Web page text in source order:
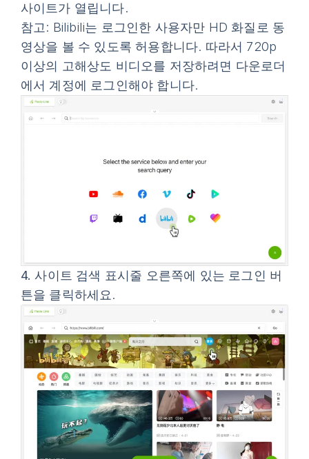
사이트가 열립니다.
참고 : Bilibili는 로그인한 사용자만 HD 화질로 동
영상을 볼 수 있도록 허용합니다. 따라서 720p
이상의 고해상도 비디오를 저장하려면 다운로더
에서 계정에 로그인해야 합니다.
4. 사이트 검색 표시줄 오른쪽에 있는 로그인 버
튼을 클릭하세요.